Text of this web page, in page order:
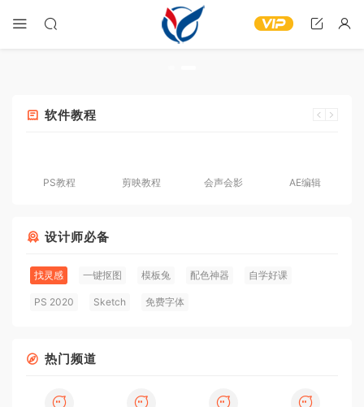
软件教程
PS教程 剪映教程 会声会影 AE编辑
设计师必备
找灵感 一键抠图 模板兔 配色神器 自学好课
PS 2020 Sketch 免费字体
热门频道